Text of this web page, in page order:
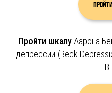
Пройти шкалуАарона
депрессии (Beck